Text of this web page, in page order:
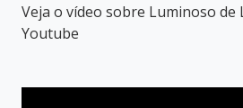
Veja o vídeo sobre Luminoso de
Youtube